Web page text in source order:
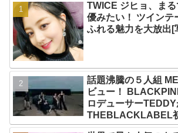
TWICE ジヒョ、ま
優みたい！ ツインテ
ふれる魅力を大放出[
話題沸騰の５人組
ビュー！
ロデューサーTEDDY
THEBLACKLABEL
ープ！ デビューシン